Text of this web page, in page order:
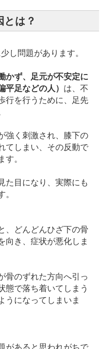
とは？
し問題があります。
かず、足元が不安定に
平足などの人） は、不
行を行うために、足先
強く刺激され、膝下の
てしまい、その反動で
す。
た目になり、実際にも
。
、どんどんひざ下の骨
向き、症状が悪化しま
骨のずれた方向へ引っ
態で落ち着いてしまう
うになってしまいま
があると思われがちで